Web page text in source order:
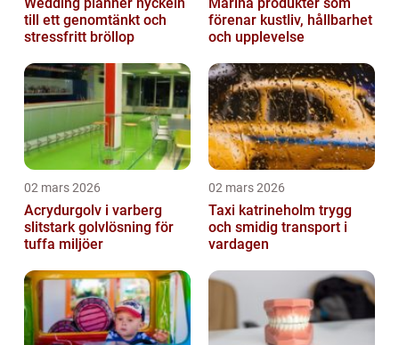
till ett genomtänkt och
stressfritt bröllop
förenar kustliv, hållbarhet
och upplevelse
02 mars 2026
Acrydurgolv i varberg
slitstark golvlösning för
tuffa miljöer
02 mars 2026
Taxi katrineholm trygg
och smidig transport i
vardagen